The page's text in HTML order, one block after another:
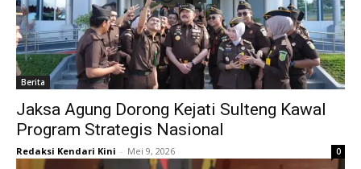
Berita
Jaksa Agung Dorong Kejati Sulteng Kawal
Program Strategis Nasional
Redaksi Kendari Kini - Mei 9, 2026 0